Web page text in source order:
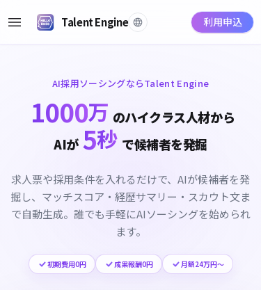
Talent Engine 利用申込
AI採用ソーシングならTalent Engine
1000万 のハイクラス人材から
AIが 5秒 で候補者を発掘
求人票や採用条件を入れるだけで、AIが候補者を発
掘し、マッチスコア・経歴サマリー・スカウト文ま
で自動生成。誰でも手軽にAIソーシングを始められ
ます。
初期費用0円 成果報酬0円 月額24万円〜